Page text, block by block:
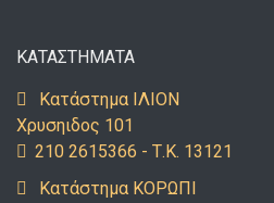
ΚΑΤΑΣΤΗΜΑΤΑ
Κατάστημα ΙΛΙΟΝ
Χρυσηιδος 101
210 2615366 - Τ.Κ. 13121
Κατάστημα ΚΟΡΩΠΙ